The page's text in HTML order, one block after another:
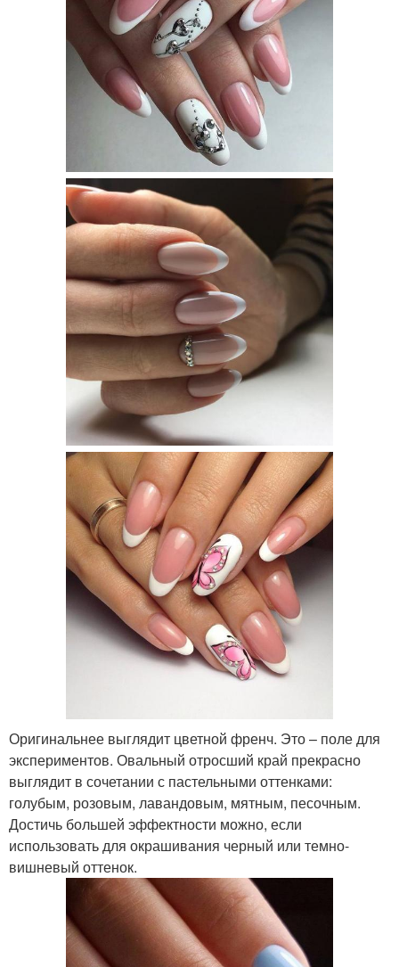
Оригинальнее выглядит цветной френч. Это – поле для
экспериментов. Овальный отросший край прекрасно
выглядит в сочетании с пастельными оттенками:
голубым, розовым, лавандовым, мятным, песочным.
Достичь большей эффектности можно, если
использовать для окрашивания черный или темно-
вишневый оттенок.